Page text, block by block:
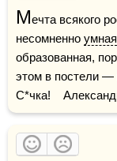
Мечта всякого
несомненно умная
образованная,
этом в постели —
С*чка!